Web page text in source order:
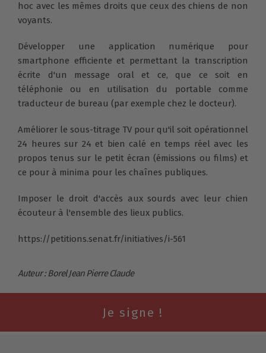
hoc avec les mêmes droits que ceux des chiens de non
voyants.
Développer une application numérique pour
smartphone efficiente et permettant la transcription
écrite d'un message oral et ce, que ce soit en
téléphonie ou en utilisation du portable comme
traducteur de bureau (par exemple chez le docteur).
Améliorer le sous-titrage TV pour qu'il soit opérationnel
24 heures sur 24 et bien calé en temps réel avec les
propos tenus sur le petit écran (émissions ou films) et
ce pour à minima pour les chaînes publiques.
Imposer le droit d'accès aux sourds avec leur chien
écouteur à l'ensemble des lieux publics.
https://petitions.senat.fr/initiatives/i-561
Auteur : Borel Jean Pierre Claude